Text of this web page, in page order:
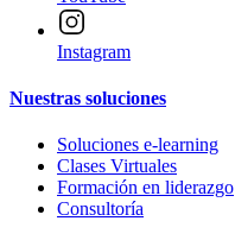
Instagram
Nuestras soluciones
Soluciones e-learning
Clases Virtuales
Formación en liderazgo
Consultoría